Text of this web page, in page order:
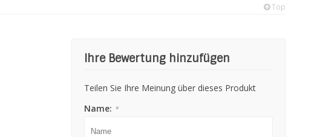
Top
Ihre Bewertung hinzufügen
Teilen Sie Ihre Meinung über dieses Produkt
Name: *